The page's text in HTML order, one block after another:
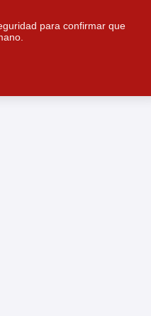
para confirmar que